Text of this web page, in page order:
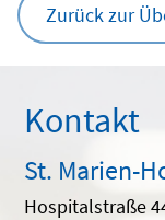
Zurück zur
Kontakt
St. Marien-
Hospitalstraße